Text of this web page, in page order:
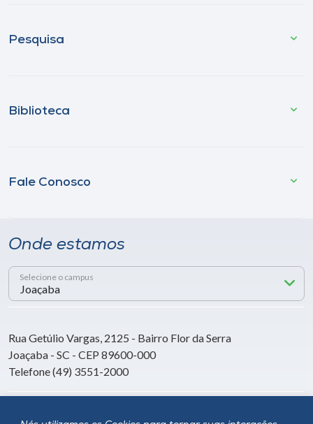
Pesquisa
Biblioteca
Fale Conosco
Onde estamos
Selecione o campus
Rua Getúlio Vargas, 2125 - Bairro Flor da Serra
Joaçaba - SC - CEP 89600-000
Telefone (49) 3551-2000
Siga a Unoesc